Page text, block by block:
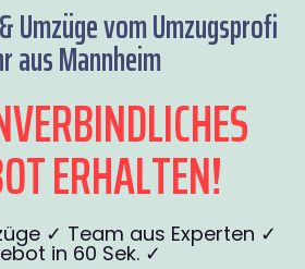
Umzüge vom Umzugsprofi
aus Mannheim
ERHALTEN!
✓ Team aus Experten ✓
in 60 Sek. ✓